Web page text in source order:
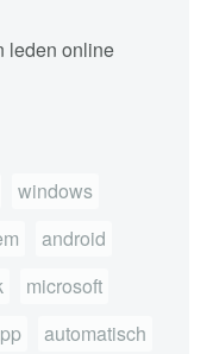
leden online
windows
android
microsoft
automatisch